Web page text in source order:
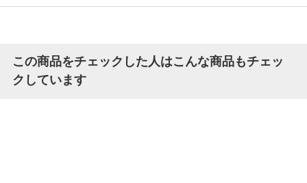
この商品をチェックした人はこんな商品もチェッ
クしています